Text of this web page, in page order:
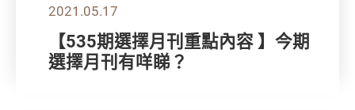
2021.05.17
【535期選擇月刊重點內容 】今期
選擇月刊有咩睇？